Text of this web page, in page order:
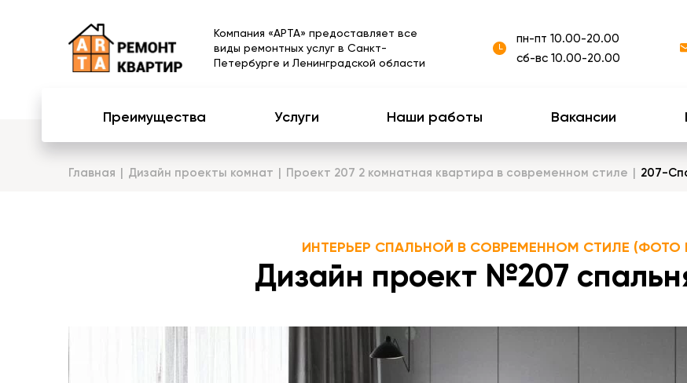
Компания «АРТА» предоставляет все
виды ремонтных услуг в Санкт-
Петербурге и Ленинградской области
пн-пт 10.00-20.00
сб-вс 10.00-20.00
Преимущества Услуги Наши работы Вакансии
Главная Дизайн проекты комнат Проект 207 2 комнатная квартира в современном стиле 207-
ИНТЕРЬЕР СПАЛЬНОЙ В СОВРЕМЕННОМ СТИЛЕ (ФОТО
Дизайн проект №207